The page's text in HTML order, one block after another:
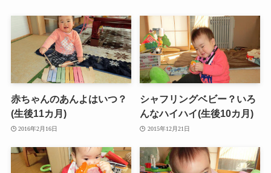
赤ちゃんのあんよはいつ？
(生後11カ月)
2016年2月16日
シャフリングベビー？いろ
んなハイハイ(生後10カ月)
2015年12月21日